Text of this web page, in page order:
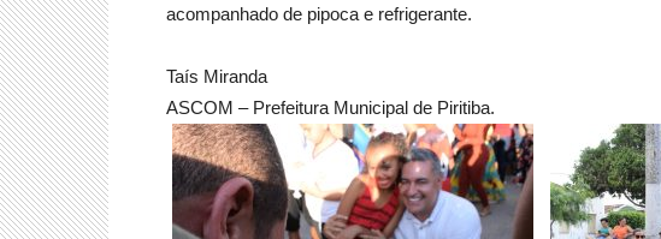
acompanhado de pipoca e refrigerante.
Taís Miranda
ASCOM – Prefeitura Municipal de Piritiba.